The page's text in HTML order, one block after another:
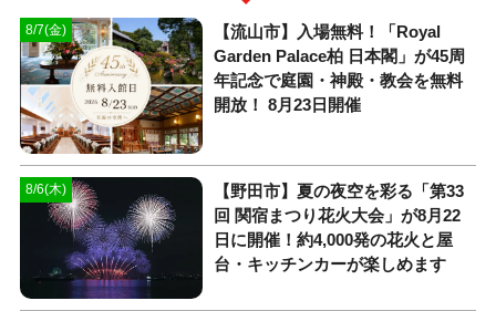
8/7(金)
【流山市】入場無料！「Royal
Garden Palace柏 日本閣」が45周
年記念で庭園・神殿・教会を無料
開放！ 8月23日開催
8/6(木)
【野田市】夏の夜空を彩る「第33
回 関宿まつり花火大会」が8月22
日に開催！約4,000発の花火と屋
台・キッチンカーが楽しめます